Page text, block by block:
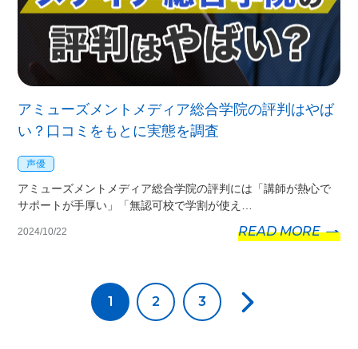
アミューズメントメディア総合学院の評判はやば
い？口コミをもとに実態を調査
声優
アミューズメントメディア総合学院の評判には「講師が熱心で
サポートが手厚い」「無認可校で学割が使え…
2024/10/22 READ MORE
1 2 3